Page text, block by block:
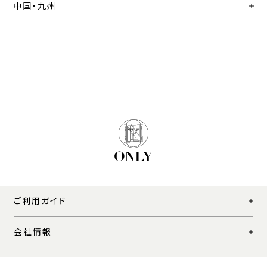
中国・九州
ご利用ガイド
会社情報